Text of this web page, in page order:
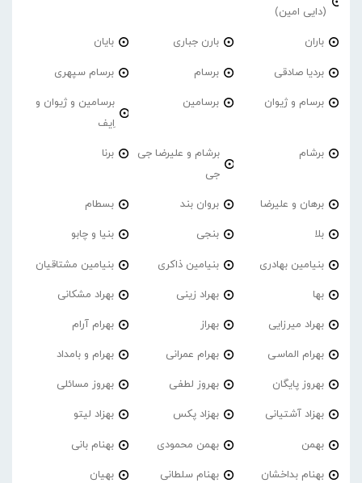
(دایی امین)
باران بارن جباری بایان
بردیا صادقی برسام برسام سپهری
برسام و ژیوان برسامین
برسامین و ژیوان و
اِیف
برشام
برشام و علیرضا جی
جی
برنا
برهان و علیرضا بروان بند بسطام
بلا بنجی بنیا و چابو
بنیامین بهادری بنیامین ذاکری بنیامین مشتاقیان
بها بهراد زینی بهراد مشکانی
بهراد میرزایی بهراز بهرام آرام
بهرام الماسی بهرام عمرانی بهرام و بامداد
بهروز پایگان بهروز لطفی بهروز مسائلی
بهزاد آشتیانی بهزاد پکس بهزاد لیتو
بهمن بهمن محمودی بهنام بانی
بهنام بداخشان بهنام سلطانی بهیان